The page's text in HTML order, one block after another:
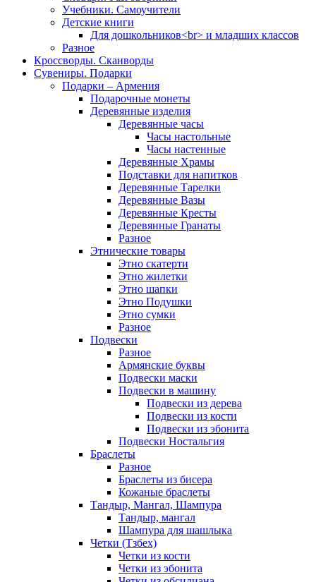
Учебники. Самоучители
Детские книги
Для дошкольников<br> и младших классов
Разное
Кроссворды. Сканворды
Сувениры. Подарки
Подарки – Армения
Подарочные монеты
Деревянные изделия
Деревянные часы
Часы настольные
Часы настенные
Деревянные Храмы
Подставки для напитков
Деревянные Тарелки
Деревянные Вазы
Деревянные Кресты
Деревянные Гранаты
Разное
Этнические товары
Этно скатерти
Этно жилетки
Этно шапки
Этно Подушки
Этно сумки
Разное
Подвески
Разное
Армянские буквы
Подвески маски
Подвески в машину
Подвески из дерева
Подвески из кости
Подвески из эбонита
Подвески Ностальгия
Браслеты
Разное
Браслеты из бисера
Кожаные браслеты
Тандыр, Мангал, Шампура
Тандыр, мангал
Шампура для шашлыка
Четки (Тзбех)
Четки из кости
Четки из эбонита